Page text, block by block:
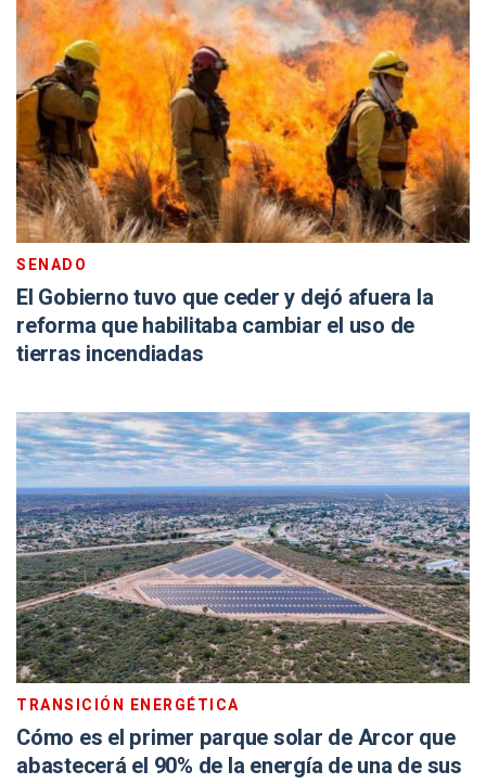
SENADO
El Gobierno tuvo que ceder y dejó afuera la
reforma que habilitaba cambiar el uso de
tierras incendiadas
TRANSICIÓN ENERGÉTICA
Cómo es el primer parque solar de Arcor que
abastecerá el 90% de la energía de una de sus